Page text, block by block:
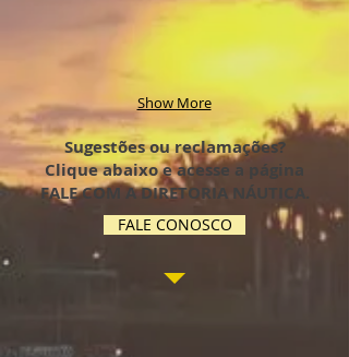
Show More
Sugestões ou reclamações?
Clique abaixo e acesse a página
FALE COM A DIRETORIA NÁUTICA.
FALE CONOSCO